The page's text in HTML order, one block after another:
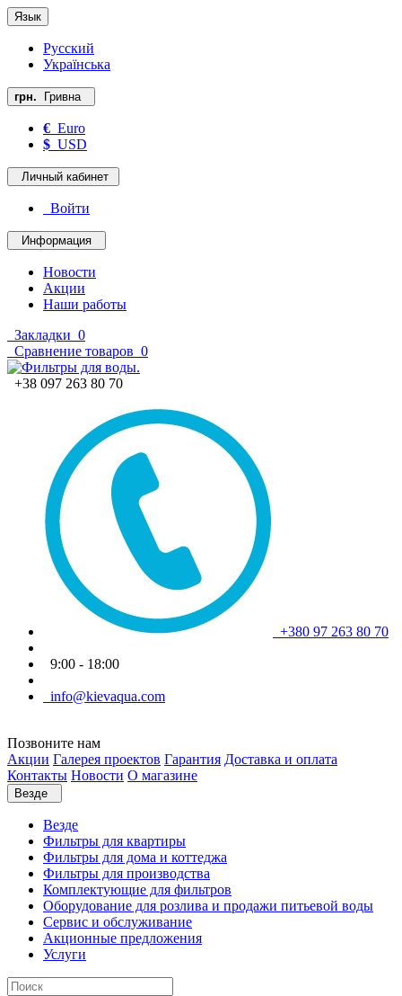
Язык
Русский
Українська
грн. Гривна
€ Euro
$ USD
Личный кабинет
Войти
Информация
Новости
Акции
Наши работы
Закладки 0
Сравнение товаров 0
+38 097 263 80 70
+380 97 263 80 70
9:00 - 18:00
info@kievaqua.com
Позвоните нам
Акции Галерея проектов Гарантия Доставка и оплата
Контакты Новости О магазине
Везде
Везде
Фильтры для квартиры
Фильтры для дома и коттеджа
Фильтры для производства
Комплектующие для фильтров
Оборудование для розлива и продажи питьевой воды
Сервис и обслуживание
Акционные предложения
Услуги